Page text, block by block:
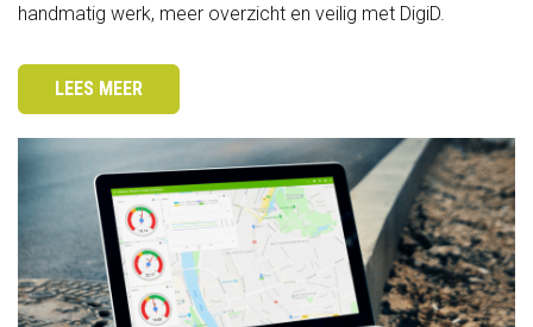
handmatig werk, meer overzicht en veilig met DigiD.
LEES MEER